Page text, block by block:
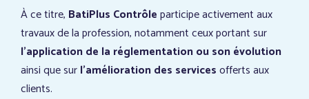
À ce titre, BatiPlus Contrôleparticipe activement aux
travaux de la profession, notamment ceux portant sur
l’application de la réglementation ou son évolution
ainsi que surl’amélioration des servicesofferts aux
clients.